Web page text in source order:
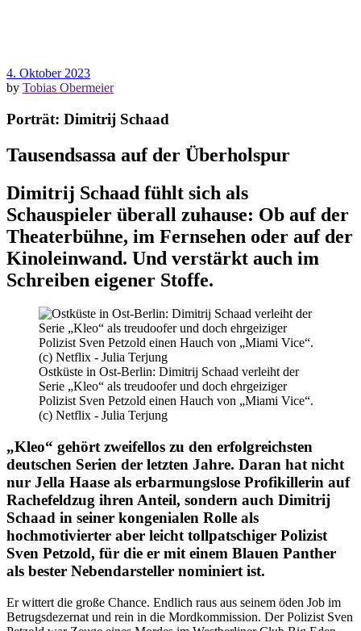
4. Oktober 2023
by Tobias Obermeier
Porträt: Dimitrij Schaad
Tausendsassa auf der Überholspur
Dimitrij Schaad fühlt sich als
Schauspieler überall zuhause: Ob auf der
Theaterbühne, im Fernsehen oder auf der
Kinoleinwand. Und verstärkt auch im
Schreiben eigener Stoffe.
Ostküste in Ost-Berlin: Dimitrij Schaad verleiht der
Serie „Kleo“ als treudoofer und doch ehrgeiziger
Polizist Sven Petzold einen Hauch von „Miami Vice“.
(c) Netflix - Julia Terjung
„Kleo“ gehört zweifellos zu den erfolgreichsten
deutschen Serien der letzten Jahre. Daran hat nicht
nur Jella Haase als erbarmungslose Profikillerin auf
Rachefeldzug ihren Anteil, sondern auch Dimitrij
Schaad in seiner kongenialen Rolle als
hochmotivierter aber leicht tollpatschiger Polizist
Sven Petzold, für die er mit einem Blauen Panther
als bester Nebendarsteller nominiert ist.
Er wittert die große Chance. Endlich raus aus seinem öden Job im
Betrugsdezernat und rein in die Mordkommission. Der Polizist Sven